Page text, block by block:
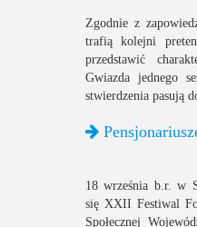
Zgodnie z
trafią kolejni
przedstawić
Gwiazda jednego
stwierdzenia pasują
18 września b.r. w
się XXII Festiwal
Społecznej